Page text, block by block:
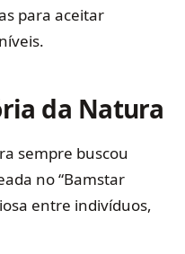
para aceitar
da Natura
sempre buscou
no “Bamstar
entre indivíduos,